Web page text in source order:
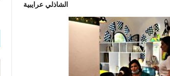
الشاذلي عرايبية